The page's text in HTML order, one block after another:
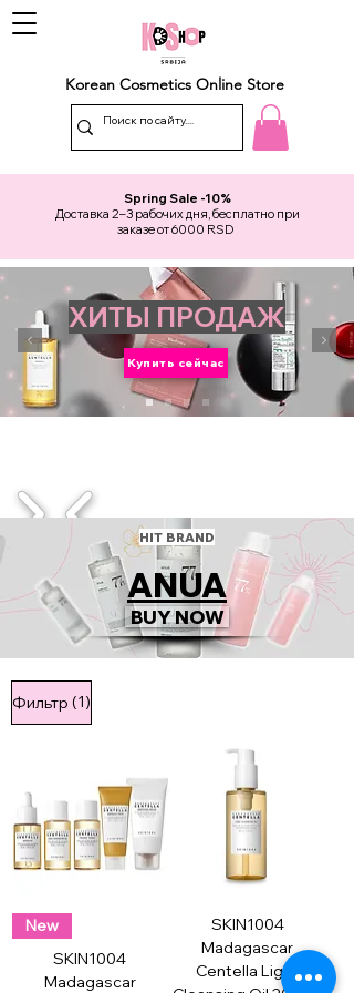
Korean Cosmetics Online Store
Spring Sale -10%
Доставка 2–3 рабочих дня, бесплатно при
заказе от 6000 RSD
ХИТЫ ПРОДАЖ
Купить сейчас
HIT BRAND
ANUA
BUY NOW
Фильтр (1)
New
SKIN1004
Madagascar
SKIN1004
Madagascar
Centella Light